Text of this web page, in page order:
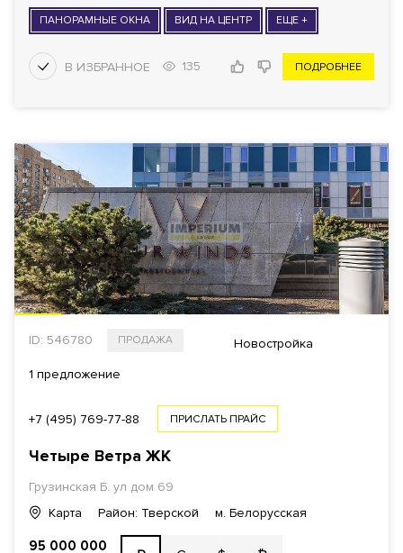
ПАНОРАМНЫЕ ОКНА ВИД НА ЦЕНТР ЕЩЕ +
135 ПОДРОБНЕЕ
ID: 546780 ПРОДАЖА Новостройка
1 предложение
+7 (495) 769-77-88 ПРИСЛАТЬ ПРАЙС
Четыре Ветра ЖК
Грузинская Б. ул дом 69
Карта
Район: Тверской м. Белорусская
95 000 000